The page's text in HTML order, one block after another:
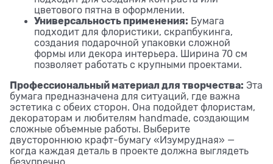
цветового пятна в оформлении.
Универсальность применения: Бумага
подходит для флористики, скрапбукинга,
создания подарочной упаковки сложной
формы или декора интерьера. Ширина 70 см
позволяет работать с крупными проектами.
Профессиональный материал для творчества: Эта
бумага предназначена для ситуаций, где важна
эстетика с обеих сторон. Она подойдет флористам,
декораторам и любителям handmade, создающим
сложные объемные работы. Выберите
двустороннюю крафт-бумагу «Изумрудная» —
когда каждая деталь в проекте должна выглядеть